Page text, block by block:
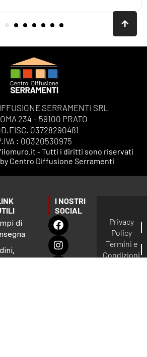
SERRAMENTI SRL
234 – 59100 PRATO
03728290481
: 00320530975
- Tutti i diritti sono riservati
Centro Diffusione Serramenti
di
I NOSTRI
SOCIAL
Privacy
Policy
Termini e
Condizioni